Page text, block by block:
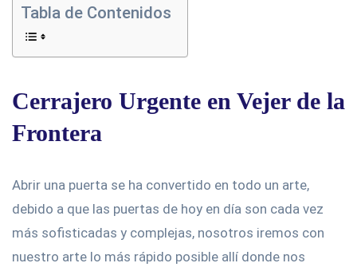
Tabla de Contenidos
Cerrajero Urgente en Vejer de la
Frontera
Abrir una puerta se ha convertido en todo un arte,
debido a que las puertas de hoy en día son cada vez
más sofisticadas y complejas, nosotros iremos con
nuestro arte lo más rápido posible allí donde nos